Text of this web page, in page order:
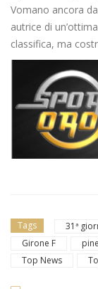
Vomano ancora
autrice di
classifica, ma
Tags 31ª
Girone F
Top News